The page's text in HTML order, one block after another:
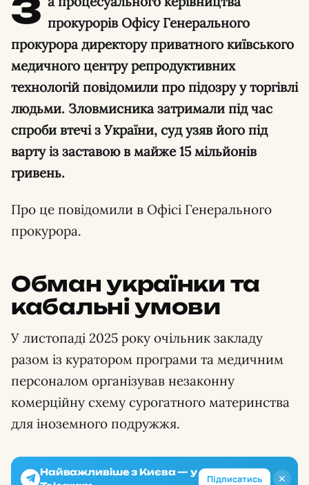
З прокурорів Офісу Генерального
прокурора директору приватного київського
медичного центру репродуктивних
технологій повідомили про підозру у торгівлі
людьми. Зловмисника затримали під час
спроби втечі з України, суд узяв його під
варту із заставою в майже 15 мільйонів
гривень.
Про це повідомили в Офісі Генерального
прокурора.
Обман українки та
кабальні умови
У листопаді 2025 року очільник закладу
разом із куратором програми та медичним
персоналом організував незаконну
комерційну схему сурогатного материнства
для іноземного подружжя.
✕
Найважливіше з Києва — у
Підписатись